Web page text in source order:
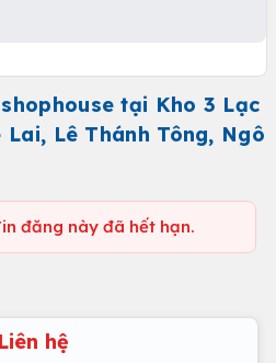
tại Kho 3 Lạc
Lê Thánh Tông, Ngô
đăng này đã hết hạn.
Liên hệ